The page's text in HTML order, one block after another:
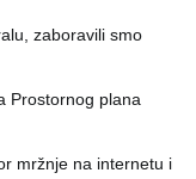
zaboravili smo
Prostornog plana
mržnje na internetu i